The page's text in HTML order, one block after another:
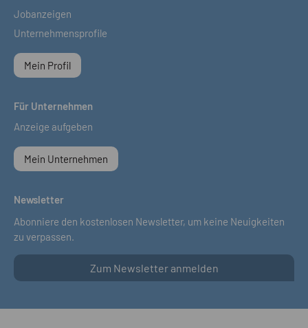
Jobanzeigen
Unternehmensprofile
Mein Profil
Für Unternehmen
Anzeige aufgeben
Mein Unternehmen
Newsletter
Abonniere den kostenlosen Newsletter, um keine Neuigkeiten
zu verpassen.
Zum Newsletter anmelden